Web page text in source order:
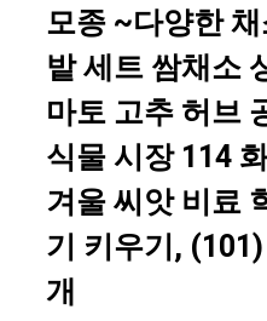
모종 ~다양한
밭 세트 쌈채소
마토 고추 허브
식물 시장 114
겨울 씨앗 비료
기 키우기,
개